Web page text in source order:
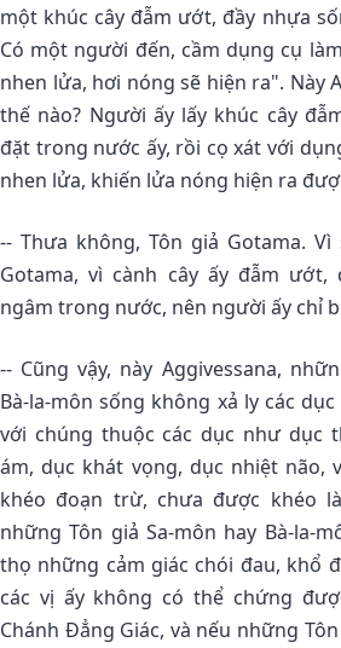
một khúc cây đẫm ướt, đầy nhựa
Có một người đến, cầm dụng cụ
nhen lửa, hơi nóng sẽ hiện ra". Này
thế nào? Người ấy lấy khúc cây
đặt trong nước ấy, rồi cọ xát với
nhen lửa, khiến lửa nóng hiện ra
-- Thưa không, Tôn giả Gotama. Vì
Gotama, vì cành cây ấy đẫm
ngâm trong nước, nên người ấy chỉ
-- Cũng vậy, này Aggivessana,
Bà-la-môn sống không xả ly các
với chúng thuộc các dục như dục
ám, dục khát vọng, dục nhiệt não,
khéo đoạn trừ, chưa được khéo
những Tôn giả Sa-môn hay Bà-la-
thọ những cảm giác chói đau, khổ
các vị ấy không có thể chứng
Chánh Ðẳng Giác, và nếu những